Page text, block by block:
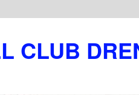
CLUB